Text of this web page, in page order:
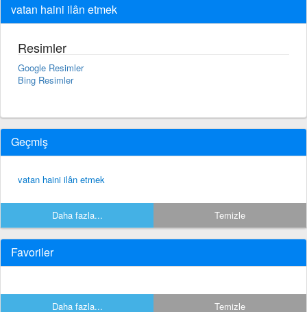
vatan haini ilân etmek
Resimler
Google Resimler
Bing Resimler
Geçmiş
vatan haini ilân etmek
Daha fazla... Temizle
Favoriler
Daha fazla... Temizle